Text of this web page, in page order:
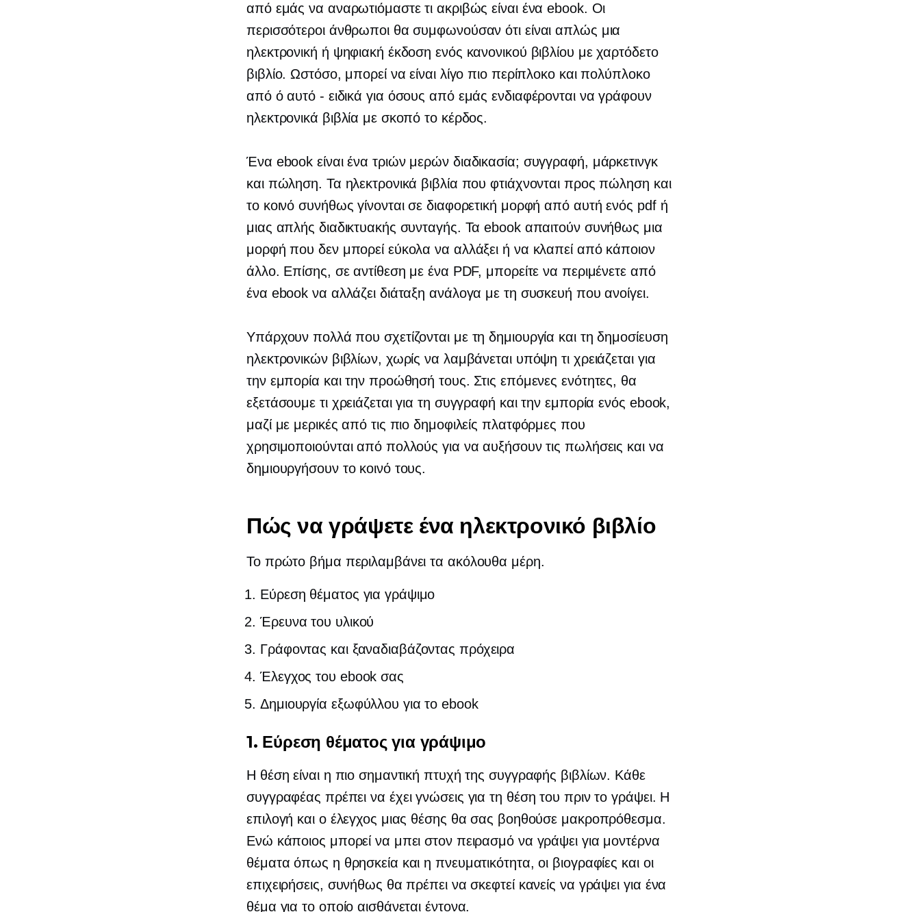
από εμάς να αναρωτιόμαστε τι ακριβώς είναι ένα ebook. Οι
περισσότεροι άνθρωποι θα συμφωνούσαν ότι είναι απλώς μια
ηλεκτρονική ή ψηφιακή έκδοση ενός κανονικού βιβλίου με χαρτόδετο
βιβλίο. Ωστόσο, μπορεί να είναι λίγο πιο περίπλοκο και πολύπλοκο
από όαυτό - ειδικά για όσους από εμάς ενδιαφέρονται να γράφουν
ηλεκτρονικά βιβλία με σκοπό το κέρδος.
Ένα ebook είναι ένα τριών μερώνδιαδικασία; συγγραφή, μάρκετινγκ
και πώληση. Τα ηλεκτρονικά βιβλία που φτιάχνονται προς πώληση και
το κοινό συνήθως γίνονται σε διαφορετική μορφή από αυτή ενός pdf ή
μιας απλής διαδικτυακής συνταγής. Τα ebook απαιτούν συνήθως μια
μορφή που δεν μπορεί εύκολα να αλλάξει ή να κλαπεί από κάποιον
άλλο. Επίσης, σε αντίθεση με ένα PDF, μπορείτε να περιμένετε από
ένα ebook να αλλάζει διάταξη ανάλογα με τη συσκευή που ανοίγει.
Υπάρχουν πολλά που σχετίζονται με τη δημιουργία και τη δημοσίευση
ηλεκτρονικών βιβλίων, χωρίς να λαμβάνεται υπόψη τι χρειάζεται για
την εμπορία και την προώθησή τους. Στις επόμενες ενότητες, θα
εξετάσουμε τι χρειάζεται για τη συγγραφή και την εμπορία ενός ebook,
μαζί με μερικές από τις πιο δημοφιλείς πλατφόρμες που
χρησιμοποιούνται από πολλούς για να αυξήσουν τις πωλήσεις και να
δημιουργήσουν το κοινό τους.
Πώς να γράψετε ένα ηλεκτρονικό βιβλίο
Το πρώτο βήμα περιλαμβάνει τα ακόλουθα μέρη.
Εύρεση θέματος για γράψιμο
Έρευνα του υλικού
Γράφοντας και ξαναδιαβάζοντας πρόχειρα
Έλεγχος του ebook σας
Δημιουργία εξωφύλλου για το ebook
1. Εύρεση θέματος για γράψιμο
Η θέση είναι η πιο σημαντική πτυχή της συγγραφής βιβλίων. Κάθε
συγγραφέας πρέπει να έχει γνώσεις για τη θέση του πριν το γράψει. Η
επιλογή και ο έλεγχος μιας θέσης θα σας βοηθούσε μακροπρόθεσμα.
Ενώ κάποιος μπορεί να μπει στον πειρασμό να γράψει για μοντέρνα
θέματα όπως η θρησκεία και η πνευματικότητα, οι βιογραφίες και οι
επιχειρήσεις, συνήθως θα πρέπει να σκεφτεί κανείς να γράψει για ένα
θέμα για το οποίο αισθάνεται έντονα.